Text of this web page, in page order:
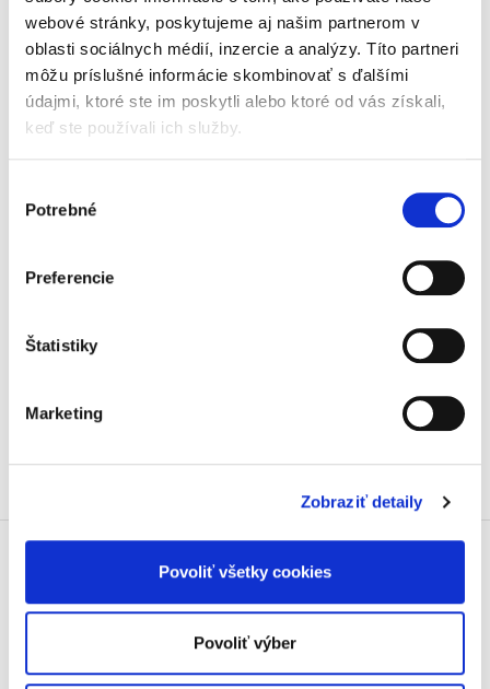
webové stránky, poskytujeme aj našim partnerom v
oblasti sociálnych médií, inzercie a analýzy. Títo partneri
môžu príslušné informácie skombinovať s ďalšími
údajmi, ktoré ste im poskytli alebo ktoré od vás získali,
keď ste používali ich služby.
súhlasu
Potrebné
Preferencie
Štatistiky
Marketing
Zobraziť detaily
Povoliť všetky cookies
Povoliť výber
Správny súdny
poriadok. Komentár
,a kol.
151,43 €
výkladu a precíznym spracovaním jedinečnú
Doprava zdarma
Získajte dopravu zdarma